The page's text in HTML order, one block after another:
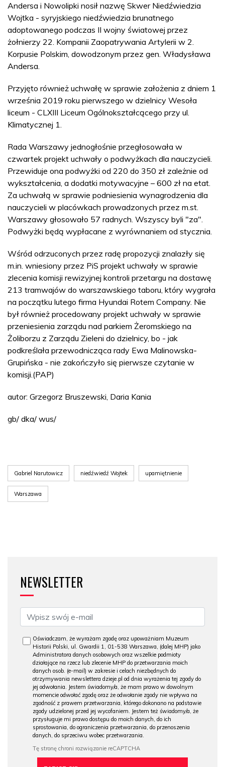
Andersa i Nowolipki nosił nazwę Skwer Niedźwiedzia
Wojtka - syryjskiego niedźwiedzia brunatnego
adoptowanego podczas II wojny światowej przez
żołnierzy 22. Kompanii Zaopatrywania Artylerii w 2.
Korpusie Polskim, dowodzonym przez gen. Władysława
Andersa.
Przyjęto również uchwałę w sprawie założenia z dniem 1
września 2019 roku pierwszego w dzielnicy Wesoła
liceum - CLXIII Liceum Ogólnokształcącego przy ul.
Klimatycznej 1.
Rada Warszawy jednogłośnie przegłosowała w
czwartek projekt uchwały o podwyżkach dla nauczycieli.
Przewiduje ona podwyżki od 220 do 350 zł zależnie od
wykształcenia, a dodatki motywacyjne – 600 zł na etat.
Za uchwałą w sprawie podniesienia wynagrodzenia dla
nauczycieli w placówkach prowadzonych przez m.st.
Warszawy głosowało 57 radnych. Wszyscy byli "za".
Podwyżki będą wypłacane z wyrównaniem od stycznia.
Wśród odrzuconych przez radę propozycji znalazły się
m.in. wniesiony przez PiS projekt uchwały w sprawie
zlecenia komisji rewizyjnej kontroli przetargu na dostawę
213 tramwajów do warszawskiego taboru, który wygrała
na początku lutego firma Hyundai Rotem Company. Nie
był również procedowany projekt uchwały w sprawie
przeniesienia zarządu nad parkiem Żeromskiego na
Żoliborzu z Zarządu Zieleni do dzielnicy, bo - jak
podkreślała przewodnicząca rady Ewa Malinowska-
Grupińska - nie zakończyło się pierwsze czytanie w
komisji.(PAP)
autor: Grzegorz Bruszewski, Daria Kania
gb/ dka/ wus/
Gabriel Narutowicz niedźwiedź Wojtek upamiętnienie
Warszawa
NEWSLETTER
Oświadczam, że wyrażam zgodę oraz upoważniam Muzeum
Historii Polski, ul. Gwardii 1, 01-538 Warszawa, (dalej MHP) jako
Administratora danych osobowych oraz wszelkie podmioty
działające na rzecz lub zlecenie MHP do przetwarzania moich
danych osob. (e-mail) w zakresie i celach niezbędnych do
otrzymywania newslettera dzieje.pl od dnia wyrażenia tej zgody do
jej odwołania. Jestem świadomy/a, że mam prawo w dowolnym
momencie odwołać zgodę oraz że odwołanie zgody nie wpływa na
zgodność z prawem przetwarzania, którego dokonano na podstawie
zgody udzielonej przed jej wycofaniem. Jestem też świadomy/a, że
przysługuje mi prawo dostępu do moich danych, do ich
sprostowania, do ograniczenia przetwarzania, do przenoszenia
danych, do sprzeciwu wobec przetwarzania.